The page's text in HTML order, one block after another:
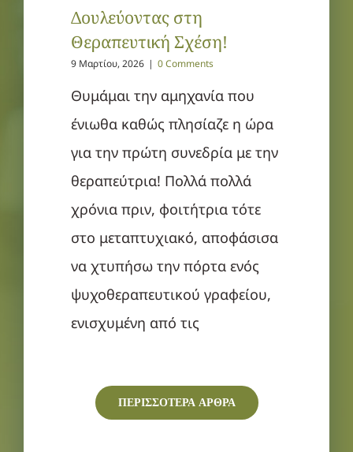
Δουλεύοντας στη
Θεραπευτική Σχέση!
9 Μαρτίου, 2026 | 0 Comments
Θυμάμαι την αμηχανία που
ένιωθα καθώς πλησίαζε η ώρα
για την πρώτη συνεδρία με την
θεραπεύτρια! Πολλά πολλά
χρόνια πριν, φοιτήτρια τότε
στο μεταπτυχιακό, αποφάσισα
να χτυπήσω την πόρτα ενός
ψυχοθεραπευτικού γραφείου,
ενισχυμένη από τις
ΠΕΡΙΣΣΟΤΕΡΑ ΑΡΘΡΑ